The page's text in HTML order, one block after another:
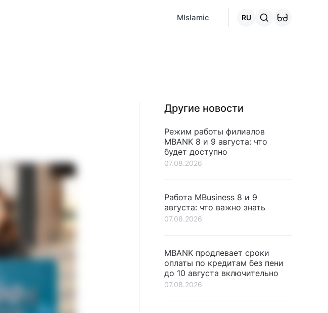
MIslamic RU
Другие новости
Режим работы филиалов
MBANK 8 и 9 августа: что
будет доступно
07.08.2026
Работа MBusiness 8 и 9
августа: что важно знать
07.08.2026
MBANK продлевает сроки
оплаты по кредитам без пени
до 10 августа включительно
07.08.2026